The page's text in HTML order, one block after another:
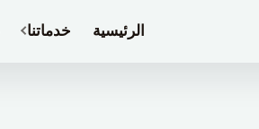
الرئيسية خدماتنا